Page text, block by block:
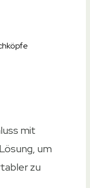
mit
um
zu